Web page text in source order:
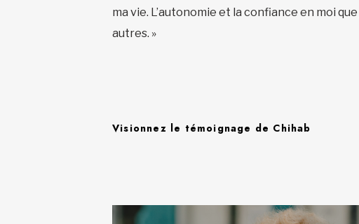
ma vie. L’autonomie et la confiance en moi
autres.­ »
Visionnez le témoignage de Chihab